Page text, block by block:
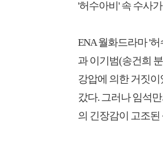
'허수아비' 속 수사
ENA 월화드라마 '
과 이기범(송건희
강압에 의한 거짓
갔다. 그러나 임석
의 긴장감이 고조된